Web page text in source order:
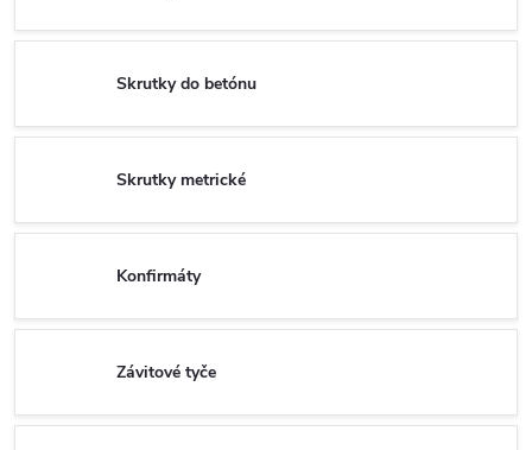
Skrutky do betónu
Skrutky metrické
Konfirmáty
Závitové tyče